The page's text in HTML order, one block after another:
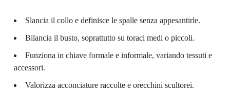
Slancia il collo e definisce le spalle senza appesantirle.
Bilancia il busto, soprattutto su toraci medi o piccoli.
Funziona in chiave formale e informale, variando tessuti e
accessori.
Valorizza acconciature raccolte e orecchini scultorei.